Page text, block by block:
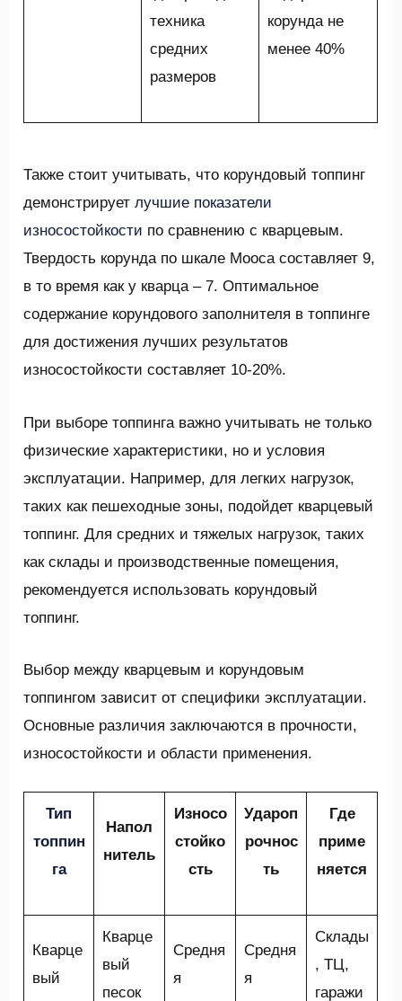
техника
средних
размеров
корунда не
менее 40%
Также стоит учитывать, что корундовый топпинг
демонстрируетлучшие показатели
износостойкости по сравнению с кварцевым.
Твердость корунда по шкале Мооса составляет 9,
в то время как у кварца – 7. Оптимальное
содержание корундового заполнителя в топпинге
для достижения лучших результатов
износостойкости составляет 10-20%.
При выборе топпинга важно учитывать не только
физические характеристики, но и условия
эксплуатации. Например, для легких нагрузок,
таких как пешеходные зоны, подойдет кварцевый
топпинг. Для средних и тяжелых нагрузок, таких
как склады и производственные помещения,
рекомендуется использовать корундовый
топпинг.
Выбор между кварцевым и корундовым
топпингом зависит от специфики эксплуатации.
Основные различия заключаются в прочности,
износостойкости и области применения.
Тип
топпин
га
Напол
нитель
Износо
стойко
сть
Удароп
рочнос
ть
Где
приме
няется
Кварце
вый
Кварце
вый
песок
Средня
я
Средня
я
Склады
, ТЦ,
гаражи